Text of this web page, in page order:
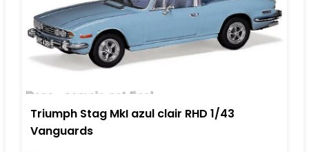
Triumph Stag MkI azul clair RHD 1/43
Vanguards